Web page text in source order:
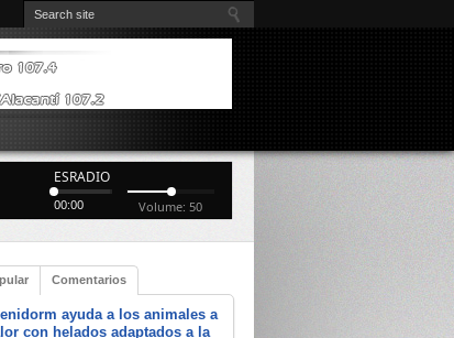
ESRADIO
00:00 Volume: 50
Comentarios
ayuda a los animales a
con helados adaptados a la